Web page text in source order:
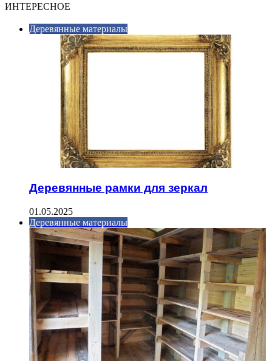
ИНТЕРЕСНОЕ
Деревянные материалы
Деревянные рамки для зеркал
01.05.2025
Деревянные материалы